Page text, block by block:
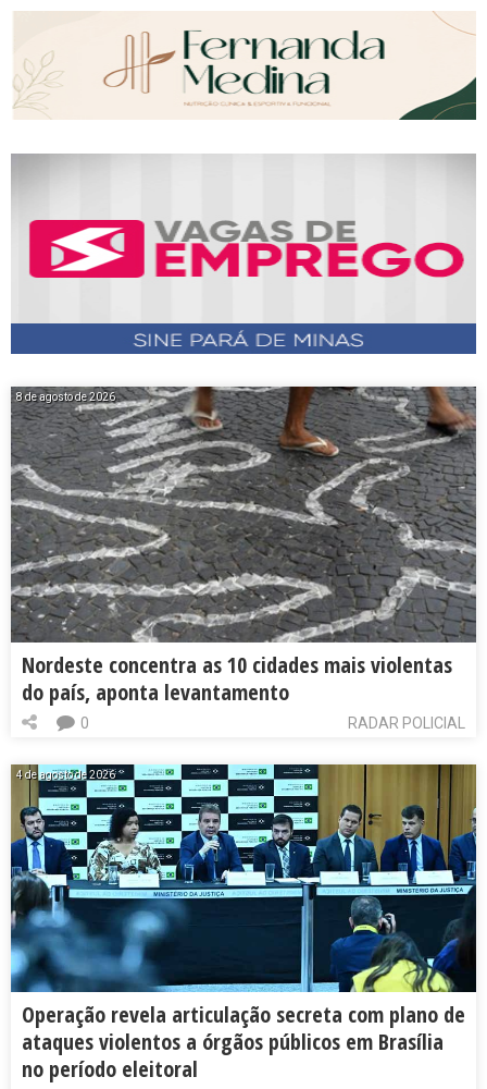
8 de agosto de 2026
Nordeste concentra as 10 cidades mais violentas
do país, aponta levantamento
RADAR POLICIAL
0
4 de agosto de 2026
Operação revela articulação secreta com plano de
ataques violentos a órgãos públicos em Brasília
no período eleitoral